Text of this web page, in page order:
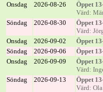
Onsdag
2026-08-26
Öppet
Värd:
Söndag
2026-08-30
Öppet
Värd:
Onsdag
2026-09-02
Öppet
Söndag
2026-09-06
Öppet
Onsdag
2026-09-09
Öppet
Värd:
Söndag
2026-09-13
Öppet
Värd: